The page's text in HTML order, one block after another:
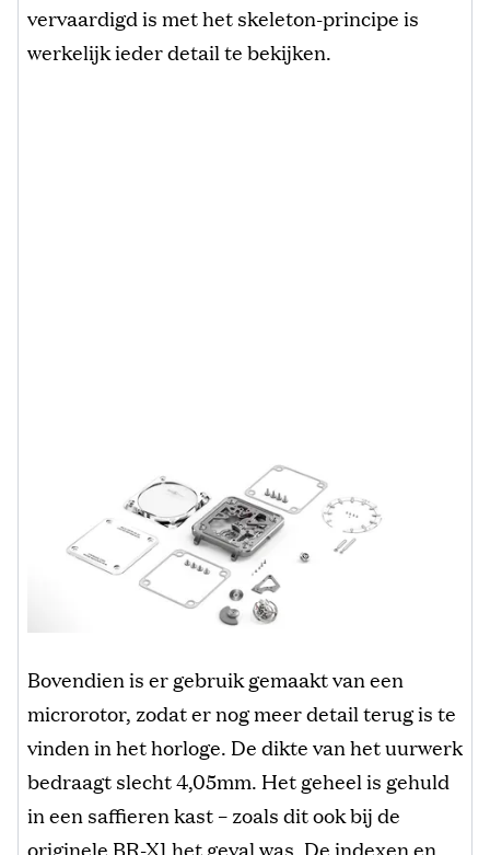
vervaardigd is met het skeleton-principe is
werkelijk ieder detail te bekijken.
Bovendien is er gebruik gemaakt van een
microrotor, zodat er nog meer detail terug is te
vinden in het horloge. De dikte van het uurwerk
bedraagt slecht 4,05mm. Het geheel is gehuld
in een saffieren kast – zoals dit ook bij de
originele BR-X1 het geval was. De indexen en